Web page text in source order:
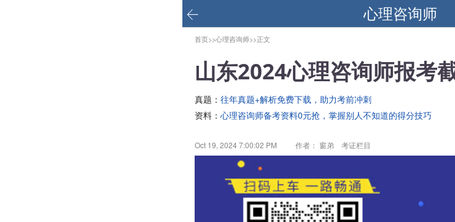
心理咨询师
首页>>心理咨询师>>正文
山东2024心理咨询师报考
真题： 往年真题+解析免费下载，助力考前冲刺
资料： 心理咨询师备考资料0元抢，掌握别人不知道的得分技巧
Oct 19, 2024 7:00:02 PM 作者： 窗弟 考证栏目